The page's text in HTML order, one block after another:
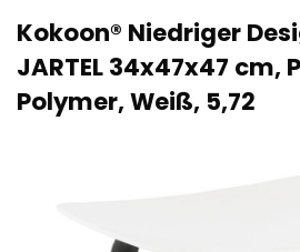
Kokoon® Niedriger
JARTEL 34x47x47 cm,
Polymer, Weiß, 5,72